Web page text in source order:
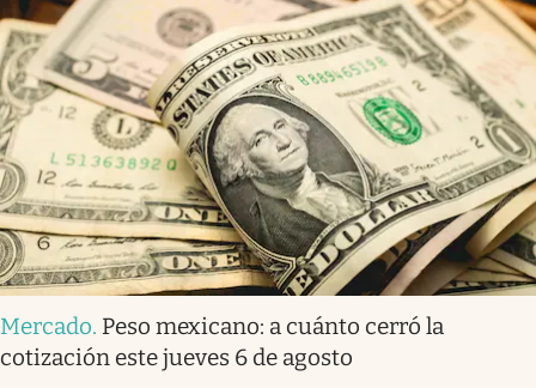
Mercado. Peso mexicano: a cuánto cerró la
cotización este jueves 6 de agosto